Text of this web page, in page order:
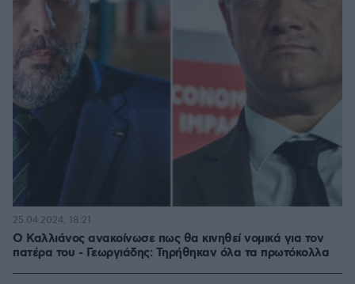
Ο Καλλιάνος ανακοίνωσε πως θα κινηθεί νομικά για τον
πατέρα του - Γεωργιάδης: Τηρήθηκαν όλα τα πρωτόκολλα
25.04.2024, 18:21